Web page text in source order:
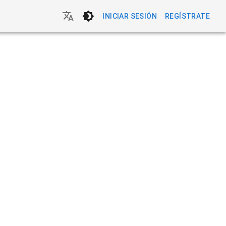
INICIAR SESIÓN REGÍSTRATE